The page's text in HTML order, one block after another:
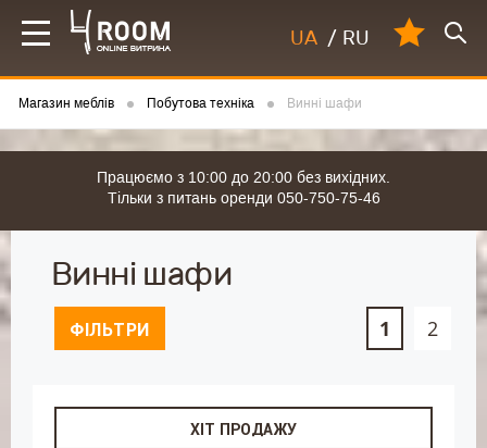
UA / RU
Магазин меблів Побутова техніка Винні шафи
Працюємо з 10:00 до 20:00 без вихідних.
Тільки з питань оренди 050-750-75-46
Винні шафи
ФІЛЬТРИ 1 2
ХІТ ПРОДАЖУ